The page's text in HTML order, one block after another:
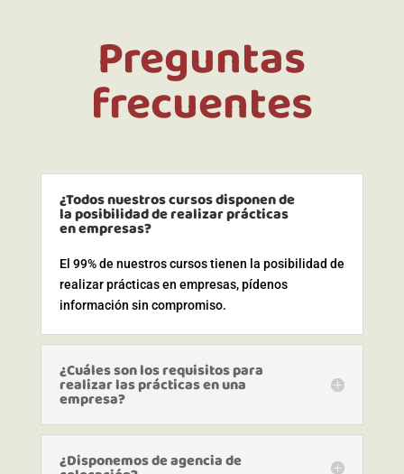
Preguntas
frecuentes
¿Todos nuestros cursos disponen de
la posibilidad de realizar prácticas
en empresas?
El 99% de nuestros cursos tienen la posibilidad de
realizar prácticas en empresas, pídenos
información sin compromiso.
¿Cuáles son los requisitos para
realizar las prácticas en una
empresa?
¿Disponemos de agencia de